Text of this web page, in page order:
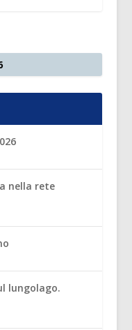
nella rete
lungolago.